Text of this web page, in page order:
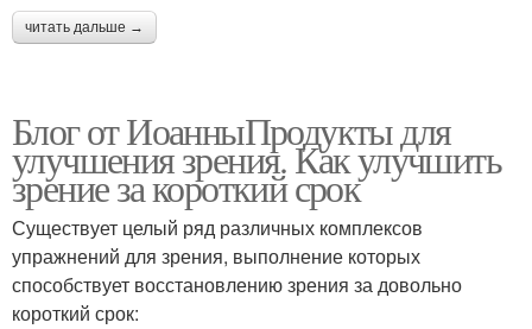
читать дальше →
Блог от ИоанныПродукты для
улучшения зрения. Как улучшить
зрение за короткий срок
Существует целый ряд различных комплексов
упражнений для зрения, выполнение которых
способствует восстановлению зрения за довольно
короткий срок: